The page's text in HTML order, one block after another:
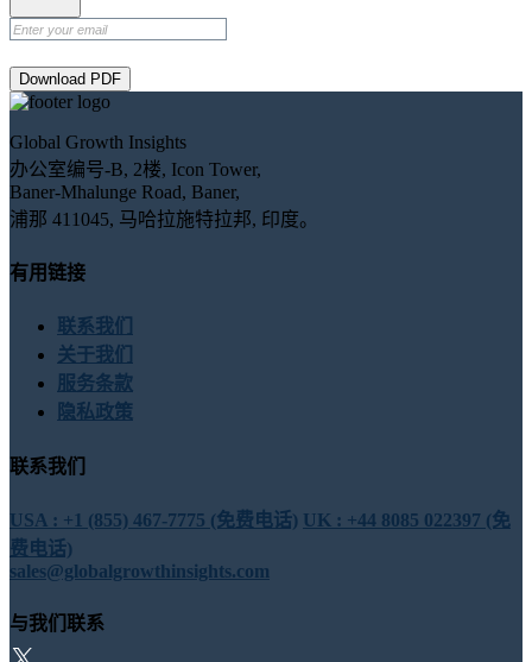
Download PDF
Global Growth Insights
办公室编号-B, 2楼, Icon Tower,
Baner-Mhalunge Road, Baner,
浦那 411045, 马哈拉施特拉邦, 印度。
有用链接
联系我们
关于我们
服务条款
隐私政策
联系我们
USA : +1 (855) 467-7775 (免费电话) UK : +44 8085 022397 (免
费电话)
sales@globalgrowthinsights.com
与我们联系